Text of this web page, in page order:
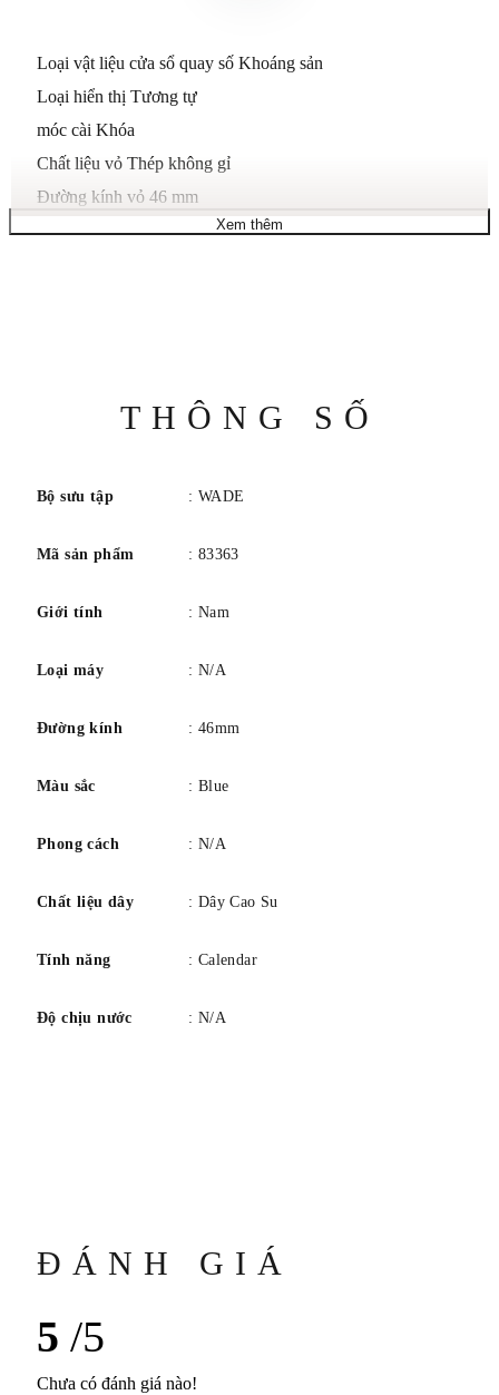
Loại vật liệu cửa sổ quay số Khoáng sản
Loại hiển thị Tương tự
móc cài Khóa
Chất liệu vỏ Thép không gỉ
Đường kính vỏ 46 mm
Độ dày vỏ 12 mm
Màu xanh da trời
bezel vật chất
Nhựa
Lịch Ngày
Độ sâu chống nước
165 Phí
Xem thêm
THÔNG SỐ
Bộ sưu tập : WADE
Mã sản phẩm : 83363
Giới tính : Nam
Loại máy : N/A
Đường kính : 46mm
Màu sắc : Blue
Phong cách : N/A
Chất liệu dây : Dây Cao Su
Tính năng : Calendar
Độ chịu nước : N/A
ĐÁNH GIÁ
5 /5
Chưa có đánh giá nào!